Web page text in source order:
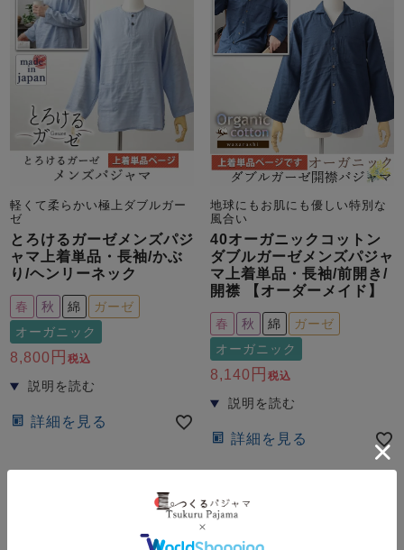
軽くて柔らかい極上ダブルガー
ゼ
とろけるガーゼメンズパジ
ャマ上着単品・長袖/かぶ
り/ヘンリーネック
春 秋 綿
ガーゼ
オーガニック
8,800 税込
詳細を見る
地球にもお肌にも優しい特別な
風合い
40オーガニックコットン
ダブルガーゼメンズパジャ
マ上着単品・長袖/前開き/
開襟 【オーダーメイド】
春 秋 綿
ガーゼ
オーガニック
8,140 税込
詳細を見る